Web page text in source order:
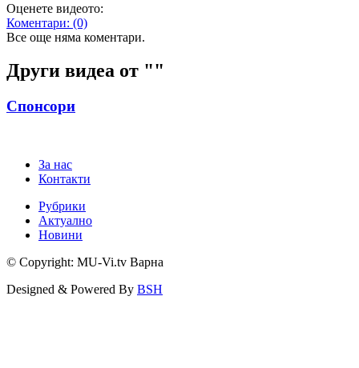
Оценете видеото:
Коментари: (0)
Все още няма коментари.
Други видеа от ""
Спонсори
За нас
Контакти
Рубрики
Актуално
Новини
© Copyright: MU-Vi.tv Варна
Designed & Powered By BSH